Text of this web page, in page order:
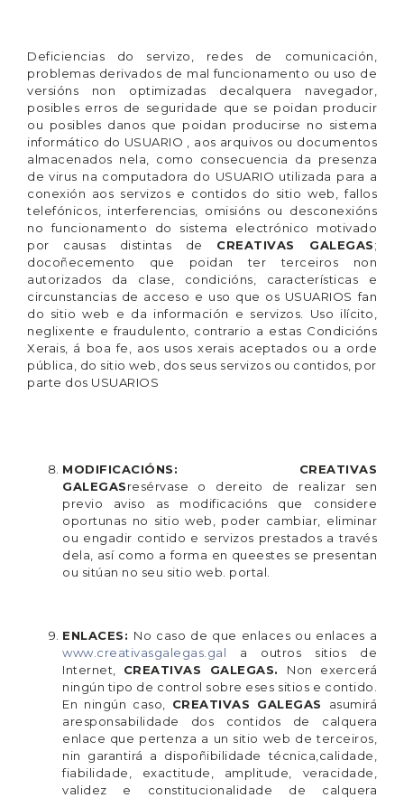
Deficiencias do servizo, redes de comunicación,
problemas derivados de mal funcionamento ou uso de
versións non optimizadas decalquera navegador,
posibles erros de seguridade que se poidan producir
ou posibles danos que poidan producirse no sistema
informático do USUARIO , aos arquivos ou documentos
almacenados nela, como consecuencia da presenza
de virus na computadora do USUARIO utilizada para a
conexión aos servizos e contidos do sitio web, fallos
telefónicos, interferencias, omisións ou desconexións
no funcionamento do sistema electrónico motivado
por causas distintas de CREATIVAS GALEGAS;
docoñecemento que poidan ter terceiros non
autorizados da clase, condicións, características e
circunstancias de acceso e uso que os USUARIOS fan
do sitio web e da información e servizos. Uso ilícito,
neglixente e fraudulento, contrario a estas Condicións
Xerais, á boa fe, aos usos xerais aceptados ou a orde
pública, do sitio web, dos seus servizos ou contidos, por
parte dos USUARIOS
MODIFICACIÓNS: CREATIVAS
GALEGASresérvase o dereito de realizar sen
previo aviso as modificacións que considere
oportunas no sitio web, poder cambiar, eliminar
ou engadir contido e servizos prestados a través
dela, así como a forma en queestes se presentan
ou sitúan no seu sitio web. portal.
ENLACES: No caso de que enlaces ou enlaces a
www.creativasgalegas.gal a outros sitios de
Internet, CREATIVAS GALEGAS. Non exercerá
ningún tipo de control sobre eses sitios e contido.
En ningún caso, CREATIVAS GALEGAS asumirá
aresponsabilidade dos contidos de calquera
enlace que pertenza a un sitio web de terceiros,
nin garantirá a dispoñibilidade técnica,calidade,
fiabilidade, exactitude, amplitude, veracidade,
validez e constitucionalidade de calquera